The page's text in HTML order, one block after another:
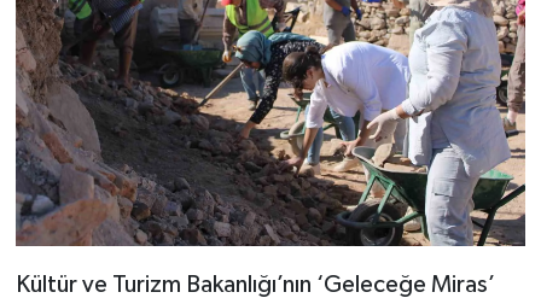
Kültür ve Turizm Bakanlığı’nın ‘Geleceğe Miras’